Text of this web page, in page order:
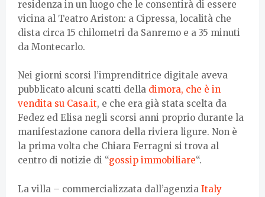
residenza in un luogo che le consentirà di essere
vicina al Teatro Ariston: a Cipressa, località che
dista circa 15 chilometri da Sanremo e a 35 minuti
da Montecarlo.
Nei giorni scorsi l’imprenditrice digitale aveva
pubblicato alcuni scatti della dimora, che è in
vendita su Casa.it, e che era già stata scelta da
Fedez ed Elisa negli scorsi anni proprio durante la
manifestazione canora della riviera ligure. Non è
la prima volta che Chiara Ferragni si trova al
centro di notizie di “gossip immobiliare“.
La villa – commercializzata dall’agenzia Italy